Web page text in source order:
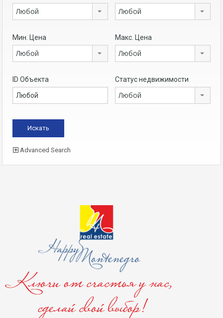
Любой Любой
Мин. Цена
Любой
Макс. Цена
Любой
ID Объекта Статус недвижимости
Любой
Advanced Search